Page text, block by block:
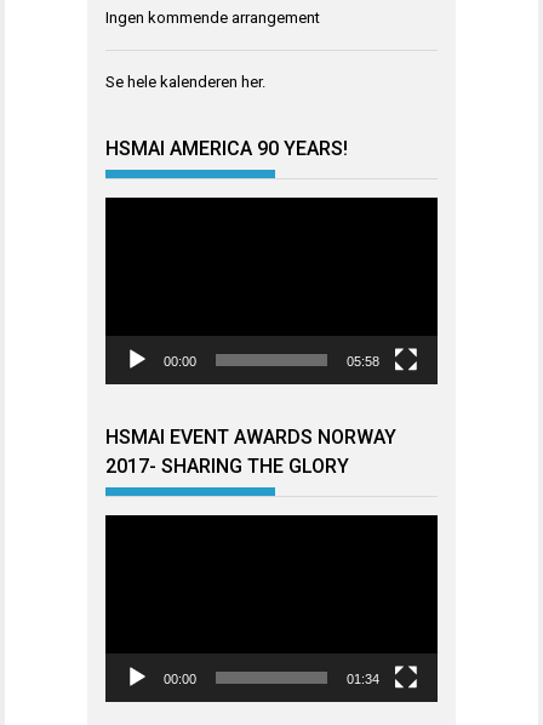
Ingen kommende arrangement
Se hele kalenderen her.
HSMAI AMERICA 90 YEARS!
00:00 05:58
HSMAI EVENT AWARDS NORWAY
2017- SHARING THE GLORY
00:00 01:34